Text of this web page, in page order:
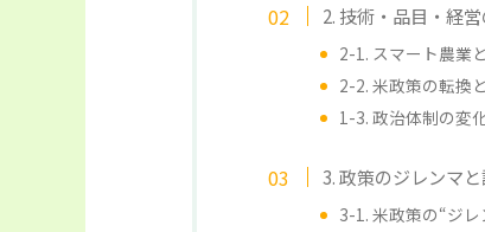
2. 技術・品目・経
2-1. スマート農業
2-2. 米政策の転換
1-3. 政治体制の変
3. 政策のジレンマ
3-1. 米政策の“ジレ